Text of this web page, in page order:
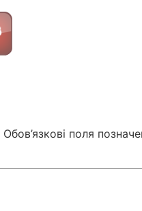
Обов’язкові поля